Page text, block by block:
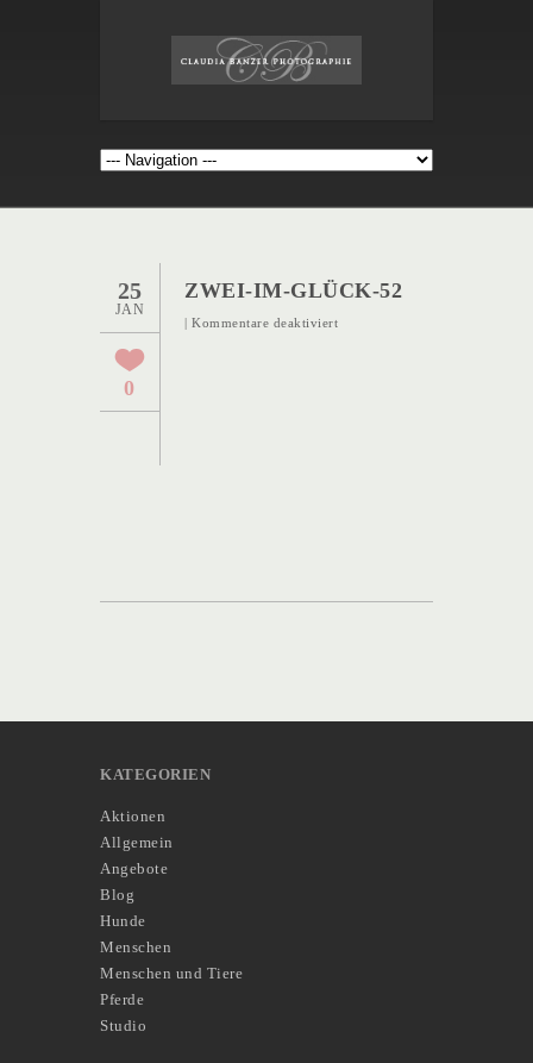
25
JAN
0
ZWEI-IM-GLÜCK-52
| Kommentare deaktiviertfür
KATEGORIEN
Aktionen
Allgemein
Angebote
Blog
Hunde
Menschen
Menschen und Tiere
Pferde
Studio